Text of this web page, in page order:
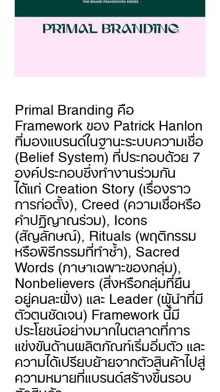
Primal Branding คือ
Framework ของ Patrick Hanlon
ที่มองแบรนด์ในฐานะระบบความเชื่อ
(Belief System) ที่ประกอบด้วย 7
องค์ประกอบซึ่งทำงานร่วมกัน
ได้แก่ Creation Story (เรื่องราว
การก่อตั้ง), Creed (ความเชื่อหรือ
คำปฏิญาณร่วม), Icons
(สัญลักษณ์), Rituals (พฤติกรรม
หรือพิธีกรรมที่ทำซ้ำ), Sacred
Words (ภาษาเฉพาะของกลุ่ม),
Nonbelievers (สิ่งหรือกลุ่มที่ยืน
อยู่คนละฝั่ง) และ Leader (ผู้นำที่มี
ตัวตนชัดเจน) Framework นี้มี
ประโยชน์อย่างมากในตลาดที่การ
แข่งขันด้านผลิตภัณฑ์เริ่มอิ่มตัว และ
ความได้เปรียบย้ายจากตัวสินค้าไปสู่
ความหมายที่แบรนด์สร้างขึ้นรอบ